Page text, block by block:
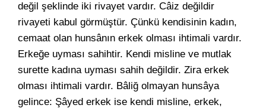
değil şeklinde iki rivayet vardır. Câiz değildir
rivayeti kabul görmüştür. Çünkü kendisinin kadın,
cemaat olan hunsânın erkek olması ihtimali vardır.
Erkeğe uyması sahihtir. Kendi misline ve mutlak
surette kadına uyması sahih değildir. Zira erkek
olması ihtimali vardır. Bâliğ olmayan hunsâya
gelince: Şâyed erkek ise kendi misline, erkek,